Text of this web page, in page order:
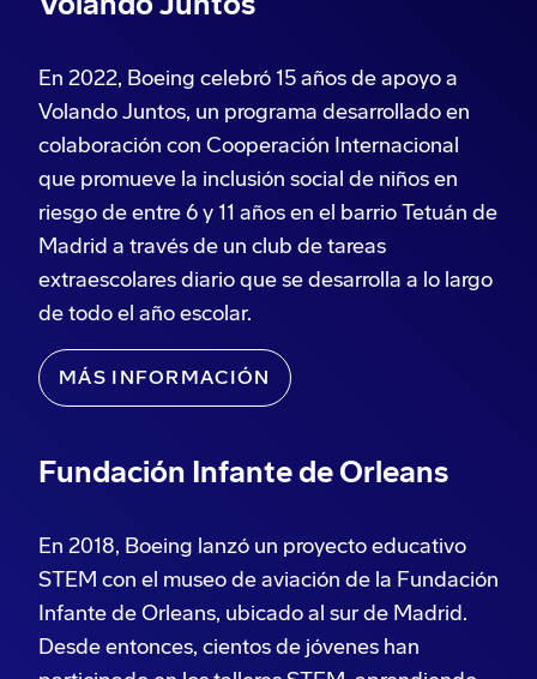
En 2022, Boeing celebró 15 años de apoyo a
Volando Juntos, un programa desarrollado en
colaboración con Cooperación Internacional
que promueve la inclusión social de niños en
riesgo de entre 6 y 11 años en el barrio Tetuán de
Madrid a través de un club de tareas
extraescolares diario que se desarrolla a lo largo
de todo el año escolar.
MÁS INFORMACIÓN
Fundación Infante de Orleans
En 2018, Boeing lanzó un proyecto educativo
STEM con el museo de aviación de la Fundación
Infante de Orleans, ubicado al sur de Madrid.
Desde entonces, cientos de jóvenes han